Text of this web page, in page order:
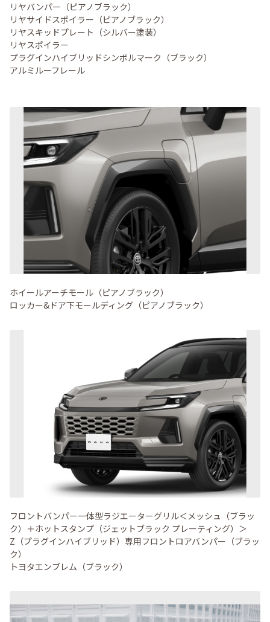
リヤバンパー（ピアノブラック）
リヤサイドスポイラー（ピアノブラック）
リヤスキッドプレート（シルバー塗装）
リヤスポイラー
プラグインハイブリッドシンボルマーク（ブラック）
アルミルーフレール
ホイールアーチモール（ピアノブラック）
ロッカー&ドア下モールディング（ピアノブラック）
フロントバンパー一体型ラジエーターグリル＜メッシュ（ブラッ
ク）＋ホットスタンプ（ジェットブラック プレーティング）＞
Z（プラグインハイブリッド）専用フロントロアバンパー（ブラッ
ク）
トヨタエンブレム（ブラック）